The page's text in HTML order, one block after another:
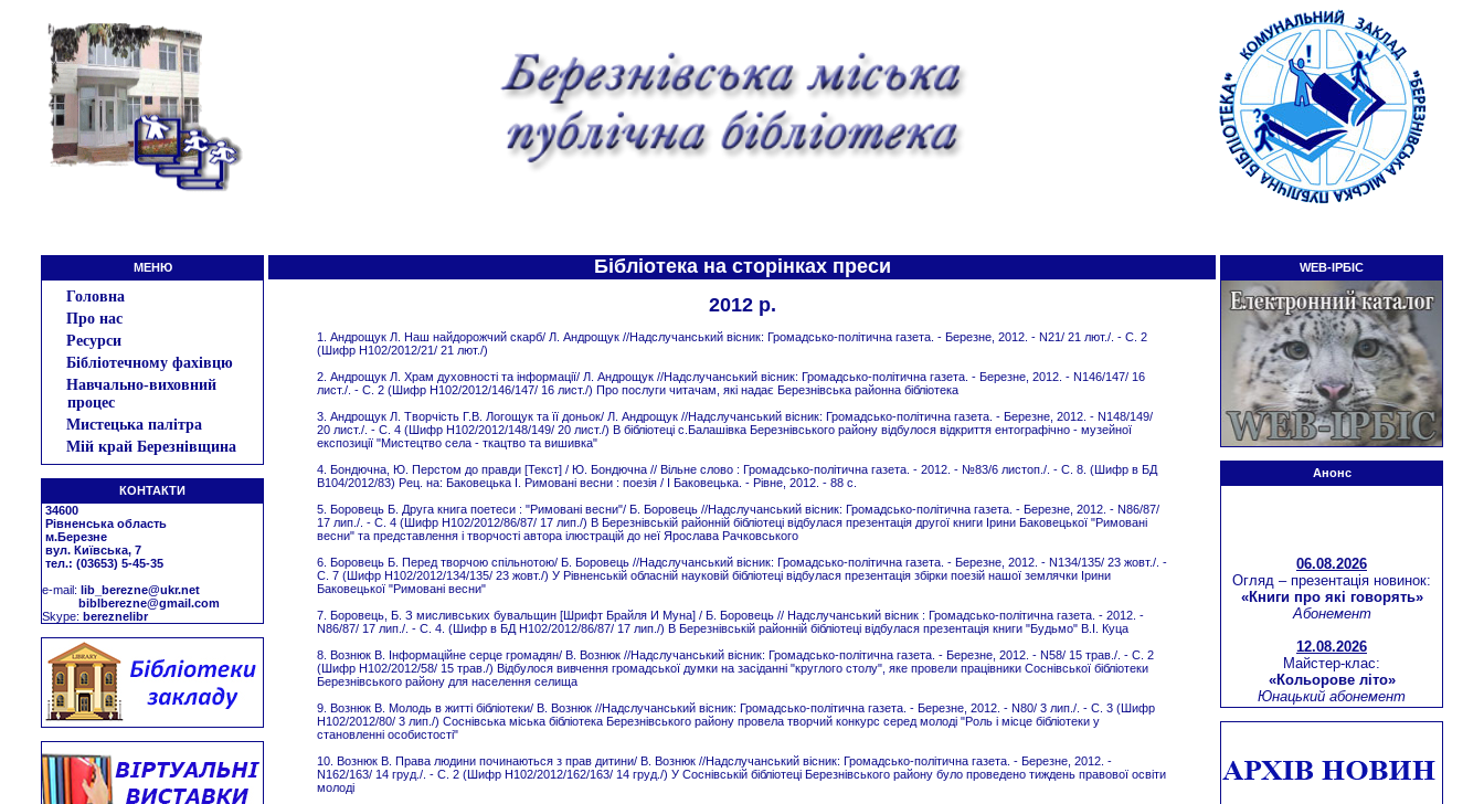
МЕНЮ
Головна
Про нас
Ресурси
Бібліотечному фахівцю
Навчально-виховний
процес
Мистецька палітра
Мій край Березнівщина
КОНТАКТИ
34600
Рівненська область
м.Березне
вул. Київська, 7
тел.: (03653) 5-45-35
е-mail: lib_berezne@ukr.net
biblberezne@gmail.com
Skype: bereznelibr
Бібліотека на сторінках преси
2012 р.
1. Андрощук Л. Наш найдорожчий скарб/ Л. Андрощук //Надслучанський вісник: Громадсько-політична газета. - Березне, 2012. - N21/ 21 лют./. - C. 2
(Шифр Н102/2012/21/ 21 лют./)
2. Андрощук Л. Храм духовності та інформації/ Л. Андрощук //Надслучанський вісник: Громадсько-політична газета. - Березне, 2012. - N146/147/ 16
лист./. - C. 2 (Шифр Н102/2012/146/147/ 16 лист./) Про послуги читачам, які надає Березнівська районна бібліотека
3. Андрощук Л. Творчість Г.В. Логощук та її доньок/ Л. Андрощук //Надслучанський вісник: Громадсько-політична газета. - Березне, 2012. - N148/149/
20 лист./. - C. 4 (Шифр Н102/2012/148/149/ 20 лист./) В бібліотеці с.Балашівка Березнівського району відбулося відкриття ентографічно - музейної
експозиції "Мистецтво села - ткацтво та вишивка"
4. Бондючна, Ю. Перстом до правди [Текст] / Ю. Бондючна // Вільне слово : Громадсько-політична газета. - 2012. - №83/6 листоп./. - С. 8. (Шифр в БД
В104/2012/83) Рец. на: Баковецька І. Римовані весни : поезія / І Баковецька. - Рівне, 2012. - 88 с.
5. Боровець Б. Друга книга поетеси : "Римовані весни"/ Б. Боровець //Надслучанський вісник: Громадсько-політична газета. - Березне, 2012. - N86/87/
17 лип./. - C. 4 (Шифр Н102/2012/86/87/ 17 лип./) В Березнівській районній бібліотеці відбулася презентація другої книги Ірини Баковецької "Римовані
весни" та представлення і творчості автора ілюстрацій до неї Ярослава Рачковського
6. Боровець Б. Перед творчою спільнотою/ Б. Боровець //Надслучанський вісник: Громадсько-політична газета. - Березне, 2012. - N134/135/ 23 жовт./. -
C. 7 (Шифр Н102/2012/134/135/ 23 жовт./) У Рівненській обласній науковій бібліотеці відбулася презентація збірки поезій нашої землячки Ірини
Баковецької "Римовані весни"
7. Боровець, Б. З мисливських бувальщин [Шрифт Брайля И Муна] / Б. Боровець // Надслучанський вісник : Громадсько-політична газета. - 2012. -
N86/87/ 17 лип./. - С. 4. (Шифр в БД Н102/2012/86/87/ 17 лип./) В Березнівській районній бібліотеці відбулася презентація книги "Будьмо" В.І. Куца
8. Вознюк В. Інформаційне серце громадян/ В. Вознюк //Надслучанський вісник: Громадсько-політична газета. - Березне, 2012. - N58/ 15 трав./. - C. 2
(Шифр Н102/2012/58/ 15 трав./) Відбулося вивчення громадської думки на засіданні "круглого столу", яке провели працівники Соснівської бібліотеки
Березнівського району для населення селища
9. Вознюк В. Молодь в житті бібліотеки/ В. Вознюк //Надслучанський вісник: Громадсько-політична газета. - Березне, 2012. - N80/ 3 лип./. - C. 3 (Шифр
Н102/2012/80/ 3 лип./) Соснівська міська бібліотека Березнівського району провела творчий конкурс серед молоді "Роль і місце бібліотеки у
становленні особистості"
10. Вознюк В. Права людини починаються з прав дитини/ В. Вознюк //Надслучанський вісник: Громадсько-політична газета. - Березне, 2012. -
N162/163/ 14 груд./. - C. 2 (Шифр Н102/2012/162/163/ 14 груд./) У Соснівській бібліотеці Березнівського району було проведено тиждень правової освіти
молоді
WEB-ІРБІС
Анонс
Огляд – презентація новинок:
«Книги про які говорять»
Абонемент
Майстер-клас:
«Кольорове літо»
Юнацький абонемент
для дітей